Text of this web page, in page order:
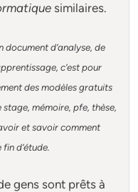
similaires.
d’analyse, de
c’est pour
des modèles gratuits
mémoire, pfe, thèse,
et savoir comment
d’étude
gens sont prêts à